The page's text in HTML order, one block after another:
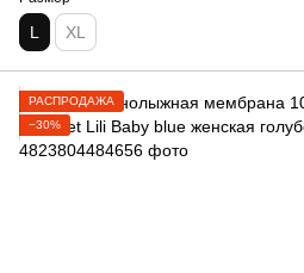
L XL
РАСПРОДАЖА
−30%